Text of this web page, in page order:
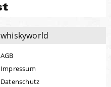
whiskyworld
AGB
Impressum
Datenschutz